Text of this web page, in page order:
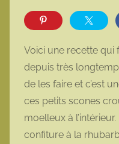
r
a
r
o
t
t
Voici une recette qui
depuis très
de les faire et c’est
ces petits scones
moelleux à
confiture à la